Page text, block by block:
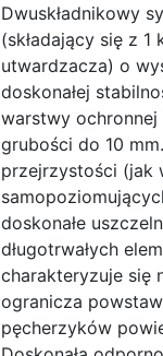
Dwuskładnikowy
(składający się z
utwardzacza) o
doskonałej
warstwy
grubości do 10
przejrzystości (jak
doskonałe
długotrwałych
charakteryzuje się
ogranicza
pęcherzyków